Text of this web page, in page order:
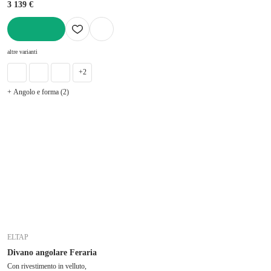
3 139 €
altre varianti
+2
+ Angolo e forma (2)
ELTAP
Divano angolare Feraria
Con rivestimento in velluto,